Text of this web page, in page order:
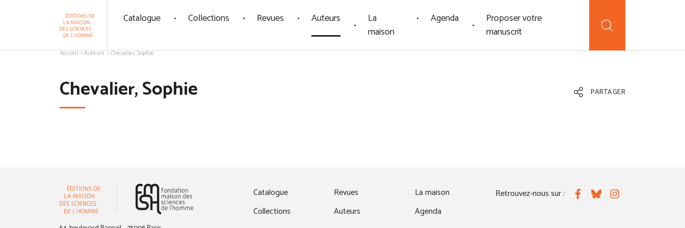
Catalogue Collections Revues Auteurs
La
maison
Agenda
Proposer votre
manuscrit
Accueil Auteurs Chevalier, Sophie
Chevalier, Sophie PARTAGER
Catalogue
Collections
Revues
Auteurs
La maison
Agenda
Retrouvez-nous sur : FacebookBlueskyInstagram